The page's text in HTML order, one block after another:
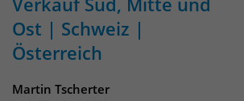
Ost | Schweiz |
Österreich
Martin Tscherter